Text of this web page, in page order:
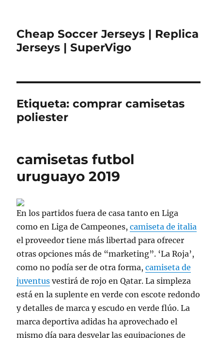
Cheap Soccer Jerseys | Replica
Jerseys | SuperVigo
Etiqueta:comprar camisetas
poliester
camisetas futbol
uruguayo 2019
En los partidos fuera de casa tanto en Liga
como en Liga de Campeones,camiseta de italia
el proveedor tiene más libertad para ofrecer
otras opciones más de “marketing”. ‘La Roja’,
como no podía ser de otra forma,camiseta de
juventus vestirá de rojo en Qatar. La simpleza
está en la suplente en verde con escote redondo
y detalles de marca y escudo en verde flúo. La
marca deportiva adidas ha aprovechado el
mismo día para desvelar las equipaciones de